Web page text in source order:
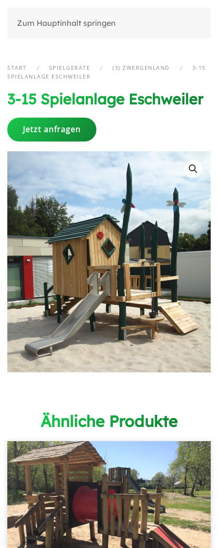
Zum Hauptinhalt springen
START SPIELGERÄTE (3) ZWERGENLAND
3-15
SPIELANLAGE ESCHWEILER
3-15 Spielanlage Eschweiler
Jetzt anfragen
Ähnliche Produkte